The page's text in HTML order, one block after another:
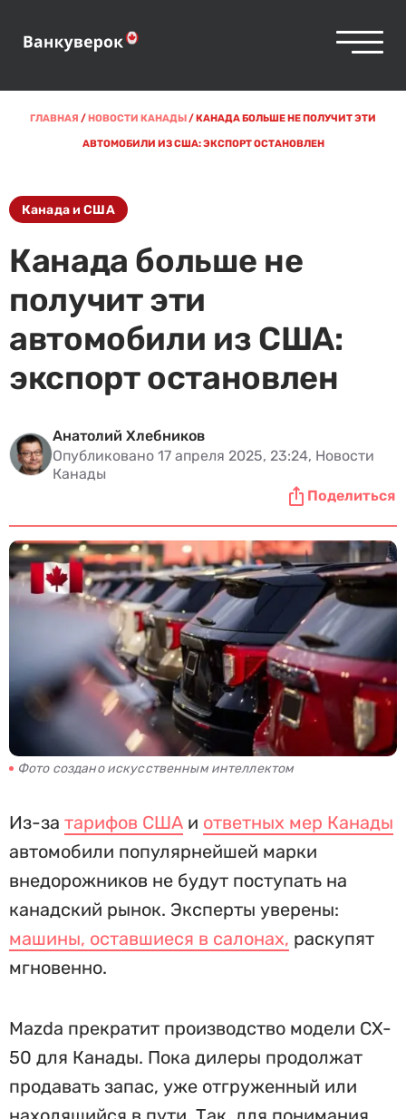
ГЛАВНАЯ /НОВОСТИ КАНАДЫ/КАНАДА БОЛЬШЕ НЕ ПОЛУЧИТ ЭТИ
АВТОМОБИЛИ ИЗ США: ЭКСПОРТ ОСТАНОВЛЕН
Канада и США
Канада больше не
получит эти
автомобили из США:
экспорт остановлен
Анатолий Хлебников
Опубликовано 17 апреля 2025, 23:24, Новости
Канады
Поделиться
Фото создано искусственным интеллектом
Из-за тарифов США и ответных мер Канады
автомобили популярнейшей марки
внедорожников не будут поступать на
канадский рынок. Эксперты уверены:
машины, оставшиеся в салонах, раскупят
мгновенно.
Mazda прекратит производство модели CX-
50 для Канады. Пока дилеры продолжат
продавать запас, уже отгруженный или